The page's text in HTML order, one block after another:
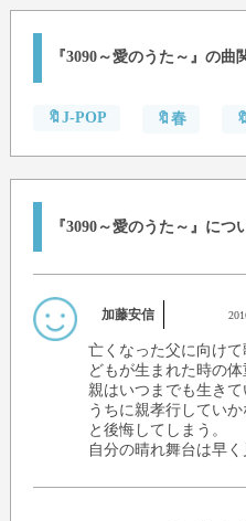
『3090～愛のうた～』の曲
🔖J-POP 🔖春
『3090～愛のうた～』につ
加藤安信
亡くなった父に向け
どもが生まれた時の体
親はいつまでも生き
うちに親孝行してい
と後悔してしまう。
自分の晴れ舞台は早